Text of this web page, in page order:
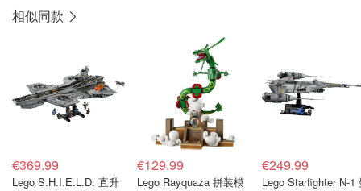
相似同款
€369.99
Lego S.H.I.E.L.D. 直升
€129.99
Lego Rayquaza 拼装模
€249.99
Lego Starfighter N-1